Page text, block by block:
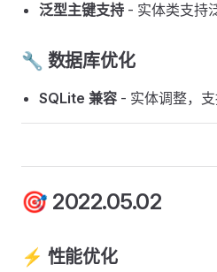
泛型主键支持 - 实体类支持
🔧 数据库优化
SQLite 兼容 - 实体调整，
🎯 2022.05.02
⚡ 性能优化